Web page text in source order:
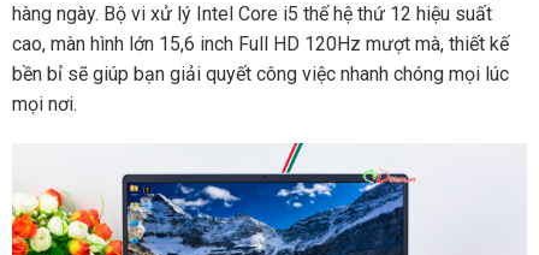
hàng ngày. Bộ vi xử lý Intel Core i5 thế hệ thứ 12 hiệu suất
cao, màn hình lớn 15,6 inch Full HD 120Hz mượt mà, thiết kế
bền bỉ sẽ giúp bạn giải quyết công việc nhanh chóng mọi lúc
mọi nơi.